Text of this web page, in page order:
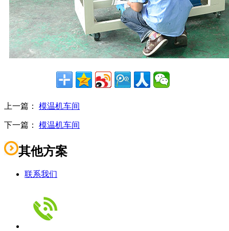
上一篇： 模温机车间
下一篇： 模温机车间
其他方案
联系我们